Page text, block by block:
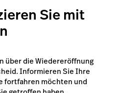
Sie mit
über die Wiedereröffnung
Informieren Sie Ihre
fortfahren möchten und